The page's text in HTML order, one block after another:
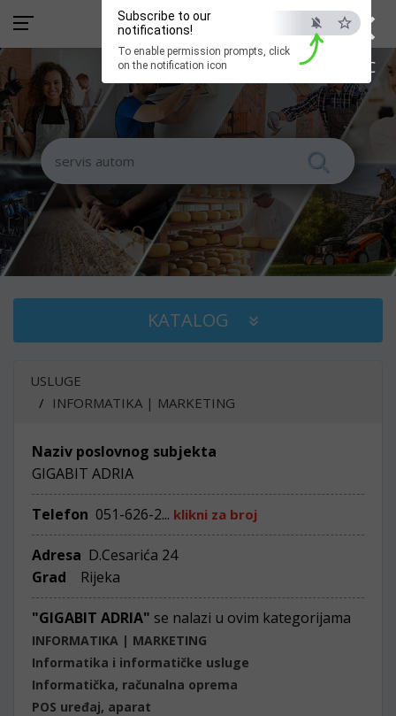
×
ESC
Subscribe to our
notifications!
To enable permission prompts, click
on the notification icon
KATALOG
USLUGE
INFORMATIKA | MARKETING
Naziv poslovnog subjekta
GIGABIT ADRIA
Telefon 051-626-2... klikni za broj
Adresa D.Cesarića 24
Grad
Rijeka
"GIGABIT ADRIA" se nalazi u ovim kategorijama
INFORMATIKA | MARKETING
Informatika i informatičke usluge
Informatička, računalna oprema
POS uređaj, aparat